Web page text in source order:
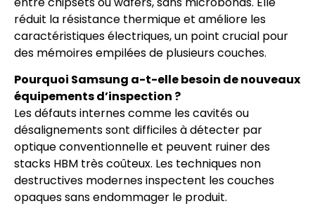
réduit la résistance thermique et améliore les
caractéristiques électriques, un point crucial pour
des mémoires empilées de plusieurs couches.
Pourquoi Samsung a-t-elle besoin de nouveaux
équipements d’inspection ?
Les défauts internes comme les cavités ou
désalignements sont difficiles à détecter par
optique conventionnelle et peuvent ruiner des
stacks HBM très coûteux. Les techniques non
destructives modernes inspectent les couches
opaques sans endommager le produit.